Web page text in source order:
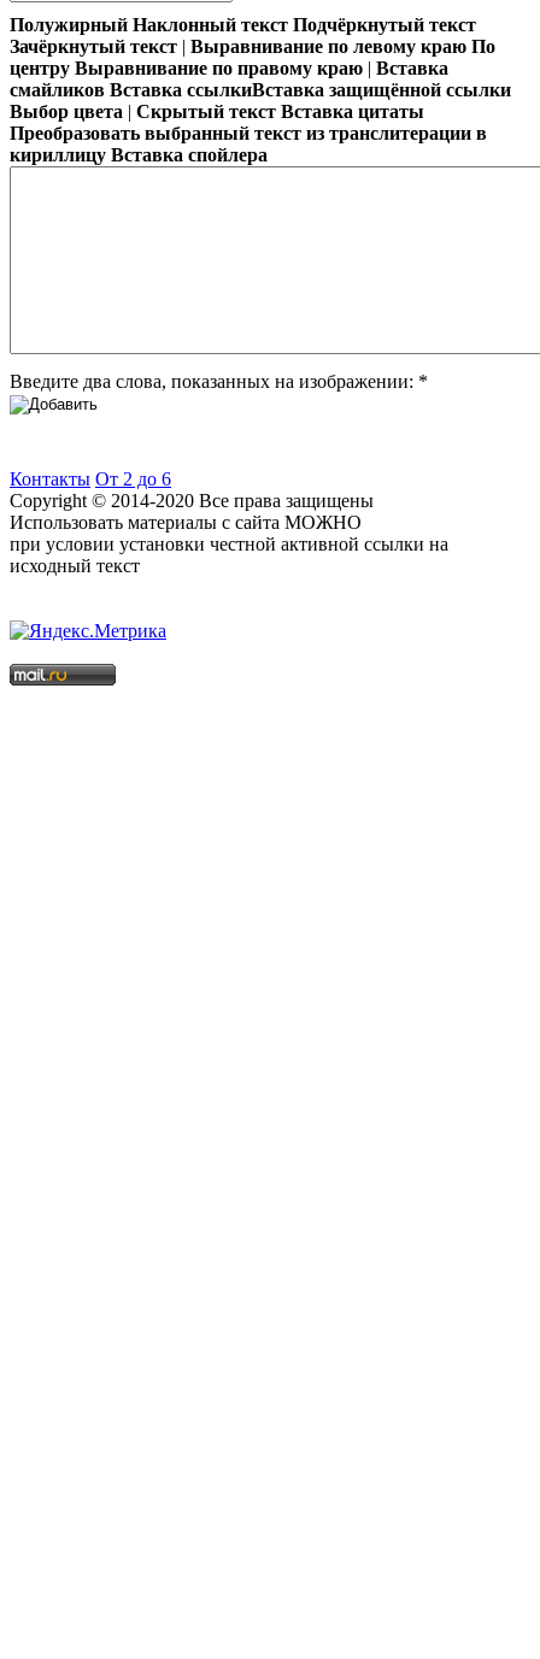
Азбука. Учимся читать и писать буквы
Этот набор карточек поможет выучить с малышом буквы и
Полужирный Наклонный текст Подчёркнутый текст
Зачёркнутый текст | Выравнивание по левому краю По
центру Выравнивание по правому краю | Вставка
смайликов Вставка ссылкиВставка защищённой ссылки
Выбор цвета | Скрытый текст Вставка цитаты
Преобразовать выбранный текст из транслитерации в
кириллицу Вставка спойлера
Введите два слова, показанных на изображении: *
Контакты От 2 до 6
Copyright © 2014-2020 Все права защищены
Использовать материалы с сайта МОЖНО
при условии установки честной активной ссылки на
исходный текст